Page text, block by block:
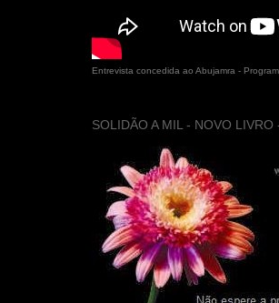
Entrevista concedida ao Abujamra -
SOLIDÃO A MIL - NOVO LIVRO